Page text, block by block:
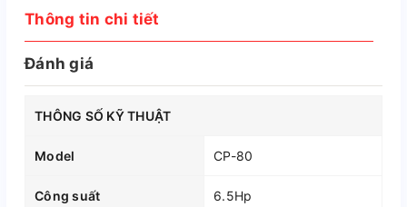
Thông tin chi tiết
Đánh giá
THÔNG SỐ KỸ THUẬT
Model CP-80
Công suất 6.5Hp